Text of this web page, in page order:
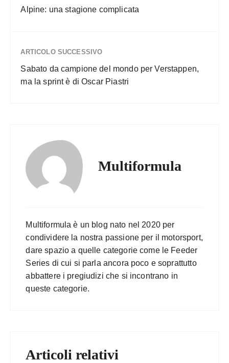
Alpine: una stagione complicata
ARTICOLO SUCCESSIVO
Sabato da campione del mondo per Verstappen,
ma la sprint è di Oscar Piastri
Multiformula
Multiformula è un blog nato nel 2020 per
condividere la nostra passione per il motorsport,
dare spazio a quelle categorie come le Feeder
Series di cui si parla ancora poco e soprattutto
abbattere i pregiudizi che si incontrano in
queste categorie.
Articoli relativi